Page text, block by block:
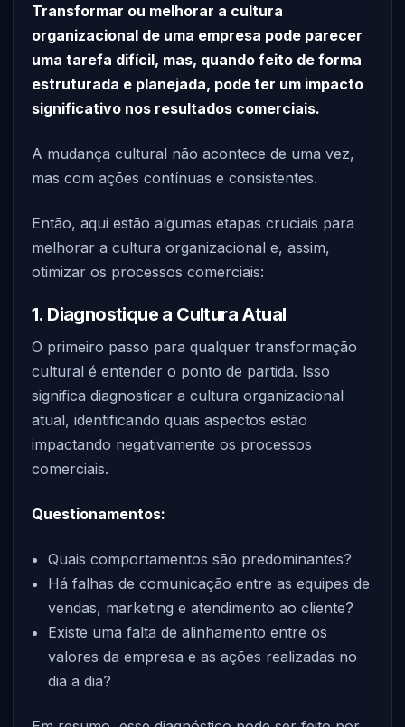
Transformar ou melhorar a cultura
organizacional de uma empresa pode parecer
uma tarefa difícil, mas, quando feito de forma
estruturada e planejada, pode ter um impacto
significativo nos resultados comerciais.
A mudança cultural não acontece de uma vez,
mas com ações contínuas e consistentes.
Então, aqui estão algumas etapas cruciais para
melhorar a cultura organizacional e, assim,
otimizar os processos comerciais:
1. Diagnostique a Cultura Atual
O primeiro passo para qualquer transformação
cultural é entender o ponto de partida. Isso
significa diagnosticar a cultura organizacional
atual, identificando quais aspectos estão
impactando negativamente os processos
comerciais.
Questionamentos:
Quais comportamentos são predominantes?
Há falhas de comunicação entre as equipes de
vendas, marketing e atendimento ao cliente?
Existe uma falta de alinhamento entre os
valores da empresa e as ações realizadas no
dia a dia?